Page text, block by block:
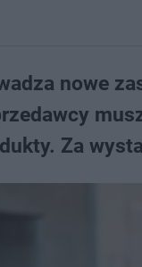
nowe
Za